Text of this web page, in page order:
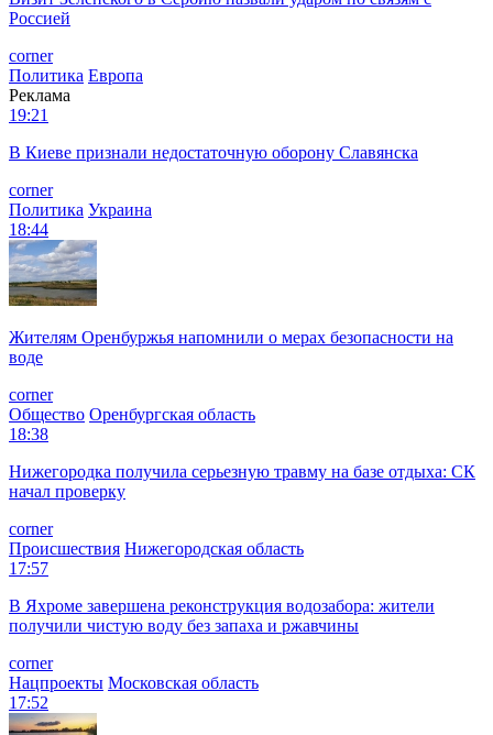
Россией
corner
Политика Европа
Реклама
19:21
В Киеве признали недостаточную оборону Славянска
corner
Политика Украина
18:44
Жителям Оренбуржья напомнили о мерах безопасности на
воде
corner
Общество Оренбургская область
18:38
Нижегородка получила серьезную травму на базе отдыха: СК
начал проверку
corner
Происшествия Нижегородская область
17:57
В Яхроме завершена реконструкция водозабора: жители
получили чистую воду без запаха и ржавчины
corner
Нацпроекты Московская область
17:52